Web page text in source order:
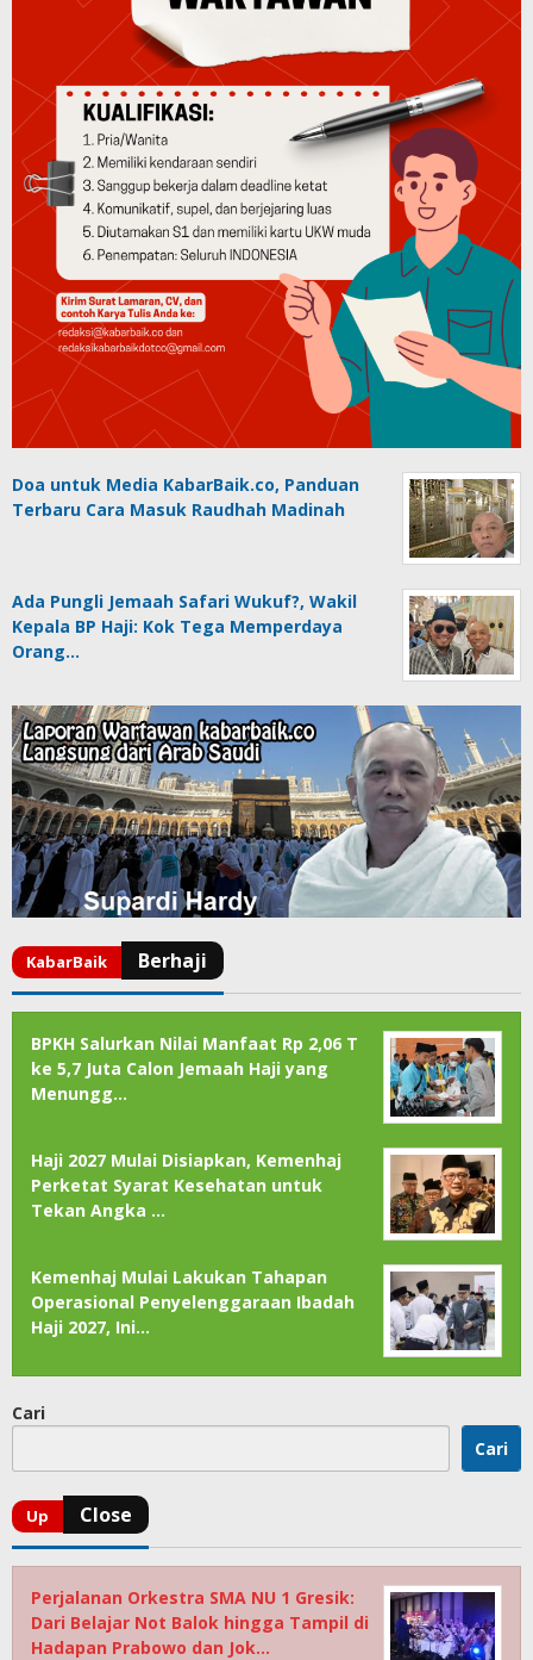
Doa untuk Media KabarBaik.co, Panduan
Terbaru Cara Masuk Raudhah Madinah
Ada Pungli Jemaah Safari Wukuf?, Wakil
Kepala BP Haji: Kok Tega Memperdaya
Orang…
BPKH Salurkan Nilai Manfaat Rp 2,06 T
ke 5,7 Juta Calon Jemaah Haji yang
Menungg…
Haji 2027 Mulai Disiapkan, Kemenhaj
Perketat Syarat Kesehatan untuk
Tekan Angka …
Kemenhaj Mulai Lakukan Tahapan
Operasional Penyelenggaraan Ibadah
Haji 2027, Ini…
Cari
Cari
Perjalanan Orkestra SMA NU 1 Gresik:
Dari Belajar Not Balok hingga Tampil di
Hadapan Prabowo dan Jok…